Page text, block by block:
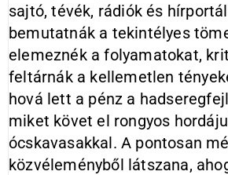
sajtó, tévék, rádiók és
bemutatnák a tekintélyes
elemeznék a folyamatokat,
feltárnák a kellemetlen
hová lett a pénz a
miket követ el rongyos
ócskavasakkal. A pontosan
közvéleményből látszana,